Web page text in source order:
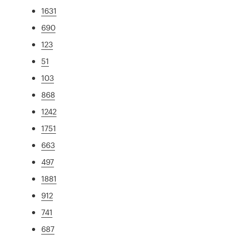
1631
690
123
51
103
868
1242
1751
663
497
1881
912
741
687